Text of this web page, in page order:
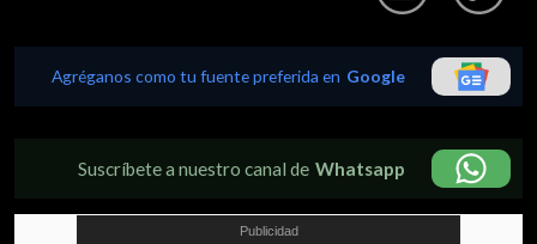
Agréganos como tu fuente preferida en Google
Suscríbete a nuestro canal de Whatsapp